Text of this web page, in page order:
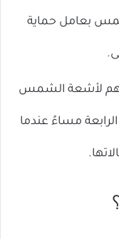
بعامل حماية
لأشعة الشمس
مساءً عندما